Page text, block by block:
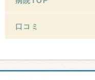
口コミ